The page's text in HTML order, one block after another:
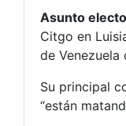
Asunto
Citgo en
de Venezuela
Su principal
“están